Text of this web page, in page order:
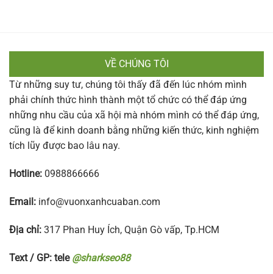
VỀ CHÚNG TÔI
Từ những suy tư, chúng tôi thấy đã đến lúc nhóm mình
phải chính thức hình thành một tổ chức có thể đáp ứng
những nhu cầu của xã hội mà nhóm mình có thể đáp ứng,
cũng là để kinh doanh bằng những kiến thức, kinh nghiệm
tích lũy được bao lâu nay.
Hotline: 0988866666
Email: info@vuonxanhcuaban.com
Địa chỉ: 317 Phan Huy Ích, Quận Gò vấp, Tp.HCM
Text / GP: tele @sharkseo88